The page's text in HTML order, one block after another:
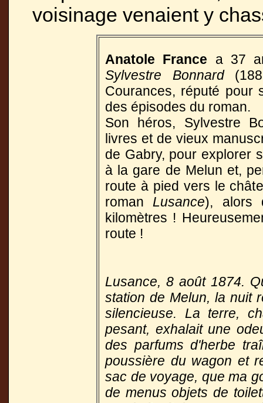
voisinage venaient y
Anatole France a 37
Sylvestre Bonnard
Courances, réputé pour
des épisodes du roman.
Son héros, Sylvestre
livres et de vieux
de Gabry, pour explorer
à la gare de Melun et,
route à pied vers le
roman Lusance), alors
kilomètres !
route !
Lusance, 8 août 1874.
station de Melun, la nuit
silencieuse. La terre,
pesant, exhalait une
des parfums d'herbe
poussière du wagon et
sac de voyage, que ma
de menus objets de